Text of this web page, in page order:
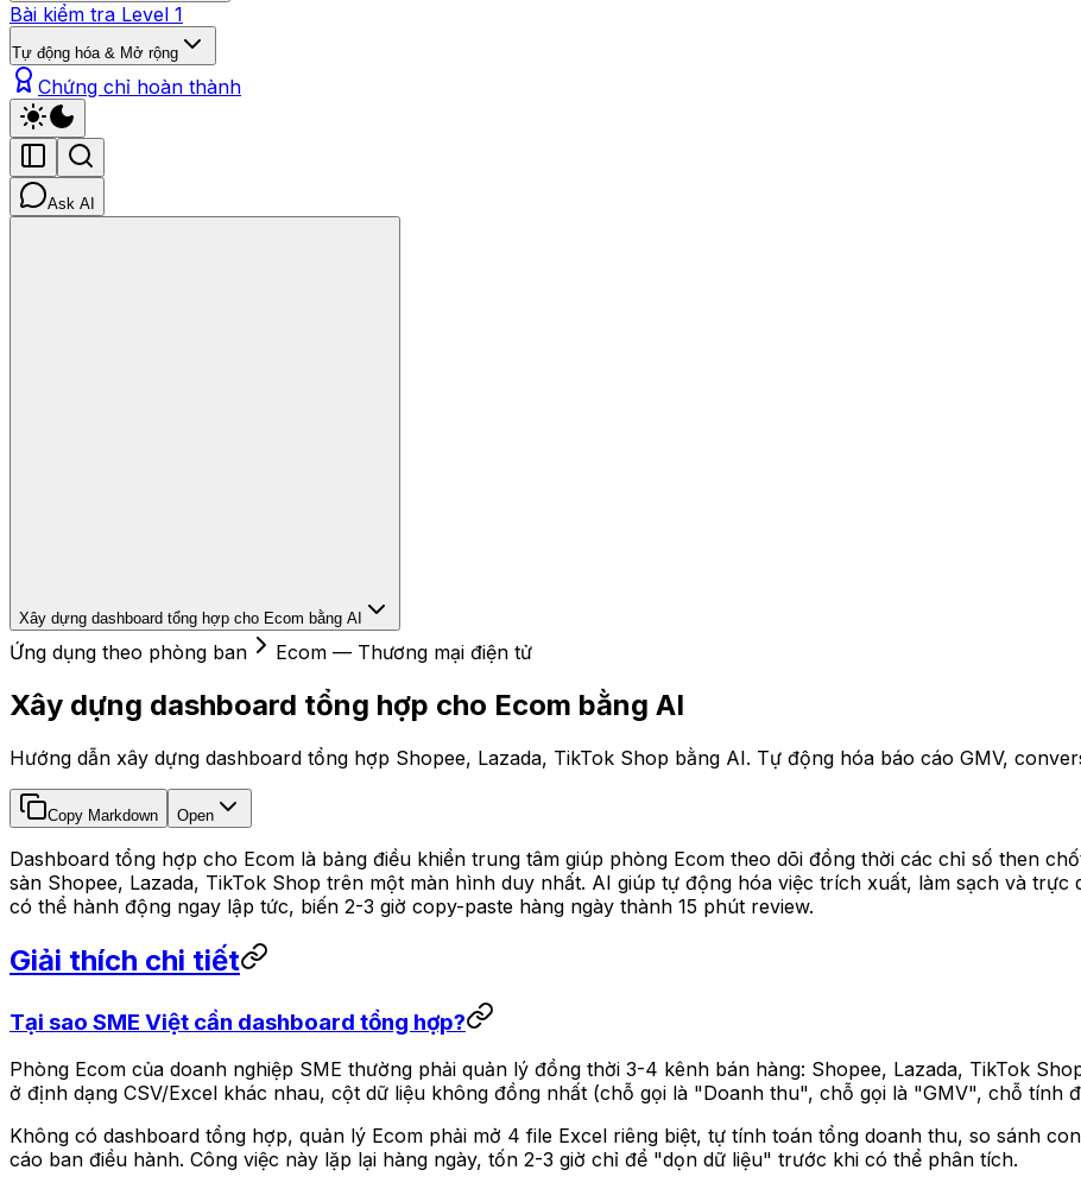
Bài kiểm tra Level 1
Tự động hóa & Mở rộng
Chứng chỉ hoàn thành
Ask AI
Xây dựng dashboard tổng hợp cho Ecom bằng AI
Ứng dụng theo phòng ban Ecom — Thương mại điện tử
Xây dựng dashboard tổng hợp cho Ecom bằng AI
Hướng dẫn xây dựng dashboard tổng hợp Shopee, Lazada, TikTok Shop bằng AI. Tự động hóa báo cáo GMV,
Copy Markdown Open
Dashboard tổng hợp cho Ecom là bảng điều khiển trung tâm giúp phòng Ecom theo dõi đồng thời các chỉ số then
sàn Shopee, Lazada, TikTok Shop trên một màn hình duy nhất. AI giúp tự động hóa việc trích xuất, làm sạch và
có thể hành động ngay lập tức, biến 2-3 giờ copy-paste hàng ngày thành 15 phút review.
Giải thích chi tiết
Tại sao SME Việt cần dashboard tổng hợp?
Phòng Ecom của doanh nghiệp SME thường phải quản lý đồng thời 3-4 kênh bán hàng: Shopee, Lazada, TikTok
ở định dạng CSV/Excel khác nhau, cột dữ liệu không đồng nhất (chỗ gọi là "Doanh thu", chỗ gọi là "GMV", chỗ tính
Không có dashboard tổng hợp, quản lý Ecom phải mở 4 file Excel riêng biệt, tự tính toán tổng doanh thu, so sánh
cáo ban điều hành. Công việc này lặp lại hàng ngày, tốn 2-3 giờ chỉ để "dọn dữ liệu" trước khi có thể phân tích.